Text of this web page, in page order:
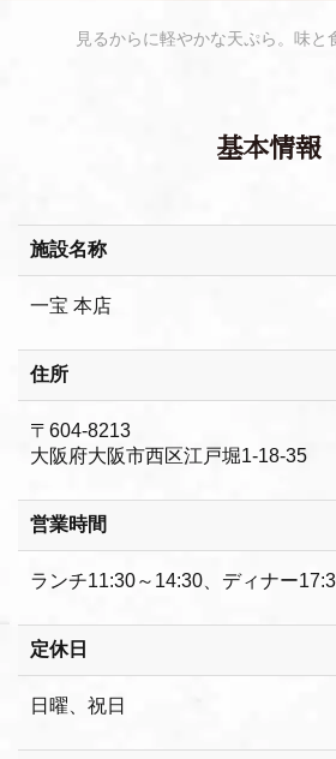
見るからに軽やかな天ぷら。味と
基本情報
施設名称
一宝 本店
住所
〒604-8213
大阪府大阪市西区江戸堀1-18-35
営業時間
ランチ11:30～14:30、ディナー
定休日
日曜、祝日